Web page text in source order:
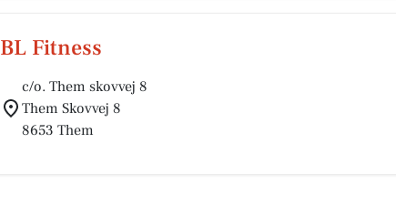
BL Fitness
c/o. Them skovvej 8
Them Skovvej 8
8653 Them